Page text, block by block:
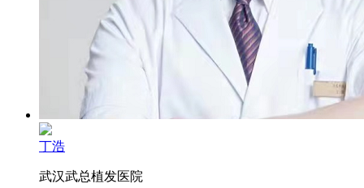
丁浩
武汉武总植发医院